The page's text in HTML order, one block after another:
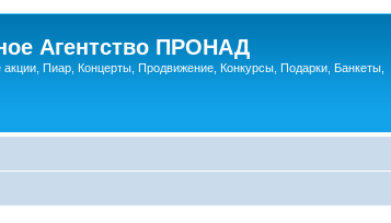
Агентство ПРОНАД
акции, Пиар, Концерты, Продвижение, Конкурсы, Подарки, Банкеты,